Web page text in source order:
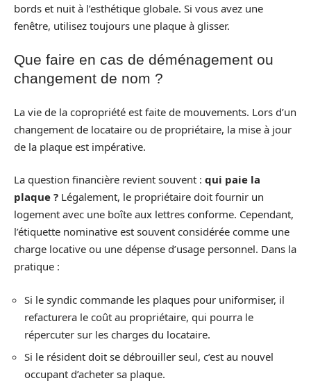
bords et nuit à l’esthétique globale. Si vous avez une
fenêtre, utilisez toujours une plaque à glisser.
Que faire en cas de déménagement ou
changement de nom ?
La vie de la copropriété est faite de mouvements. Lors d’un
changement de locataire ou de propriétaire, la mise à jour
de la plaque est impérative.
La question financière revient souvent : qui paie la
plaque ? Légalement, le propriétaire doit fournir un
logement avec une boîte aux lettres conforme. Cependant,
l’étiquette nominative est souvent considérée comme une
charge locative ou une dépense d’usage personnel. Dans la
pratique :
Si le syndic commande les plaques pour uniformiser, il
refacturera le coût au propriétaire, qui pourra le
répercuter sur les charges du locataire.
Si le résident doit se débrouiller seul, c’est au nouvel
occupant d’acheter sa plaque.